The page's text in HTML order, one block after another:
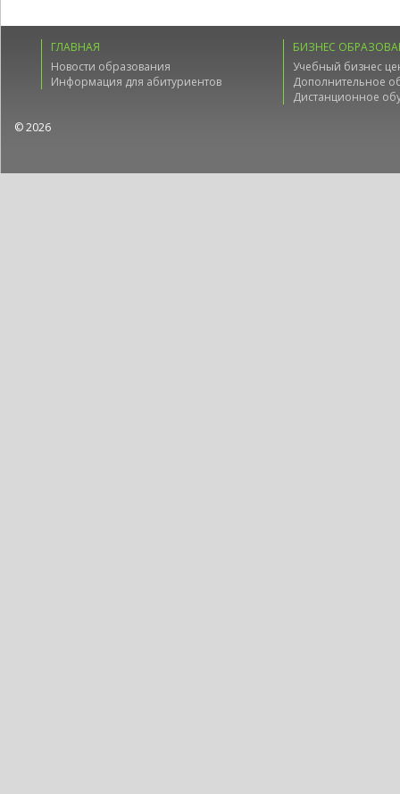
ГЛАВНАЯ
Новости образования
Информация для абитуриентов
БИЗНЕС
Учебный бизнес
Дополнительное
Дистанционное
© 2026